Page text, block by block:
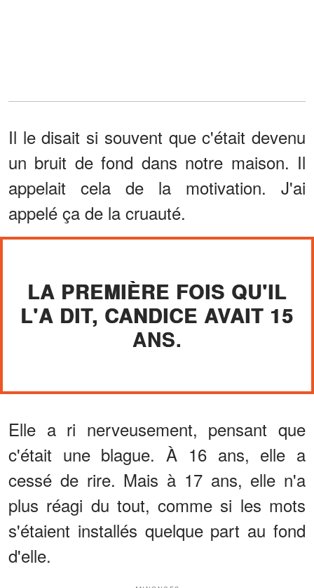
Il le disait si souvent que c'était devenu
un bruit de fond dans notre maison. Il
appelait cela de la motivation. J'ai
appelé ça de la cruauté.
LA PREMIÈRE FOIS QU'IL
L'A DIT, CANDICE AVAIT 15
ANS.
Elle a ri nerveusement, pensant que
c'était une blague. À 16 ans, elle a
cessé de rire. Mais à 17 ans, elle n'a
plus réagi du tout, comme si les mots
s'étaient installés quelque part au fond
d'elle.